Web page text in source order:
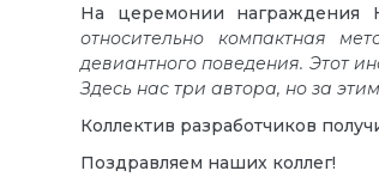
На церемонии награждения
относительно компактная
девиантного поведения. Этот
Здесь нас три автора, но за
Коллектив разработчиков
Поздравляем наших коллег!